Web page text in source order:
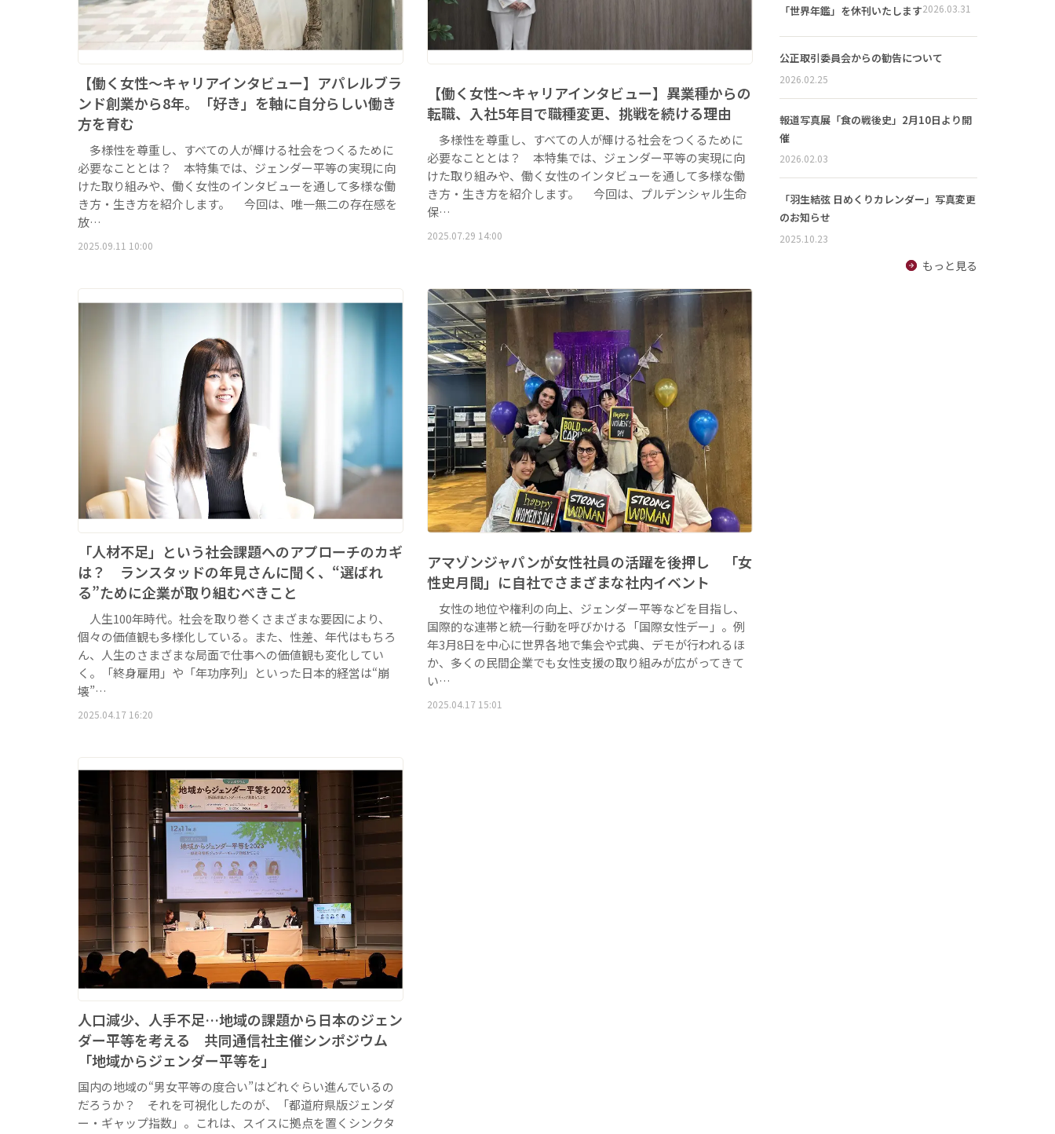
【働く女性～キャリアインタビュー】アパレルブラ
ンド創業から8年。「好き」を軸に自分らしい働き
方を育む
多様性を尊重し、すべての人が輝ける社会をつくるために
必要なこととは？ 本特集では、ジェンダー平等の実現に向
けた取り組みや、働く女性のインタビューを通して多様な働
き方・生き方を紹介します。 今回は、唯一無二の存在感を
放…
2025.09.11 10:00
【働く女性～キャリアインタビュー】異業種からの
転職、入社5年目で職種変更、挑戦を続ける理由
多様性を尊重し、すべての人が輝ける社会をつくるために
必要なこととは？ 本特集では、ジェンダー平等の実現に向
けた取り組みや、働く女性のインタビューを通して多様な働
き方・生き方を紹介します。 今回は、プルデンシャル生命
保…
2025.07.29 14:00
「人材不足」という社会課題へのアプローチのカギ
は？ ランスタッドの年見さんに聞く、“選ばれ
る”ために企業が取り組むべきこと
人生100年時代。社会を取り巻くさまざまな要因により、
個々の価値観も多様化している。また、性差、年代はもちろ
ん、人生のさまざまな局面で仕事への価値観も変化してい
く。「終身雇用」や「年功序列」といった日本的経営は“崩
壊”…
2025.04.17 16:20
アマゾンジャパンが女性社員の活躍を後押し 「女
性史月間」に自社でさまざまな社内イベント
女性の地位や権利の向上、ジェンダー平等などを目指し、
国際的な連帯と統一行動を呼びかける「国際女性デー」。例
年3月8日を中心に世界各地で集会や式典、デモが行われるほ
か、多くの民間企業でも女性支援の取り組みが広がってきて
い…
2025.04.17 15:01
人口減少、人手不足…地域の課題から日本のジェン
ダー平等を考える 共同通信社主催シンポジウム
「地域からジェンダー平等を」
国内の地域の“男女平等の度合い”はどれぐらい進んでいるの
だろうか？ それを可視化したのが、「都道府県版ジェンダ
ー・ギャップ指数」。これは、スイスに拠点を置くシンクタ
「世界年鑑」を休刊いたします2026.03.31
公正取引委員会からの勧告について
2026.02.25
報道写真展「食の戦後史」2月10日より開
催
2026.02.03
「羽生結弦 日めくりカレンダー」写真変更
のお知らせ
2025.10.23
もっと見る